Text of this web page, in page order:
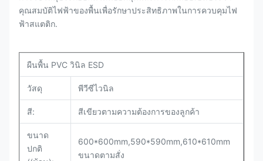
คุณสมบัติไฟฟ้าของพื้นเพื่อรักษาประสิทธิภาพในการควบคุมไฟ
ฟ้าสแตติก.
ผืนพื้น PVC วินิล ESD
วัสดุ พีวีซีไวนิล
สี: สีเขียวตามความต้องการของลูกค้า
ขนาด
ปกติ
600*600mm,590*590mm,610*610mm
ขนาดตามสั่ง